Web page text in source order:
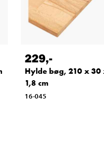
229,-
Hylde bøg, 210 x 30
1,8 cm
16-045